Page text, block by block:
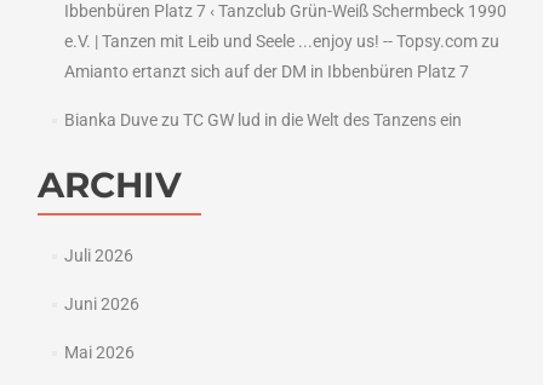
Ibbenbüren Platz 7 ‹ Tanzclub Grün-Weiß Schermbeck 1990
e.V. | Tanzen mit Leib und Seele ...enjoy us! -- Topsy.comzu
Amianto ertanzt sich auf der DM in Ibbenbüren Platz 7
Bianka Duvezu TC GW lud in die Welt des Tanzens ein
ARCHIV
Juli 2026
Juni 2026
Mai 2026